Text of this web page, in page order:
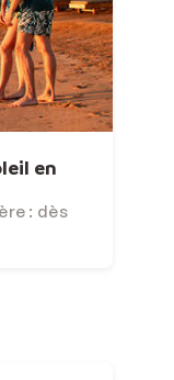
en
: dès